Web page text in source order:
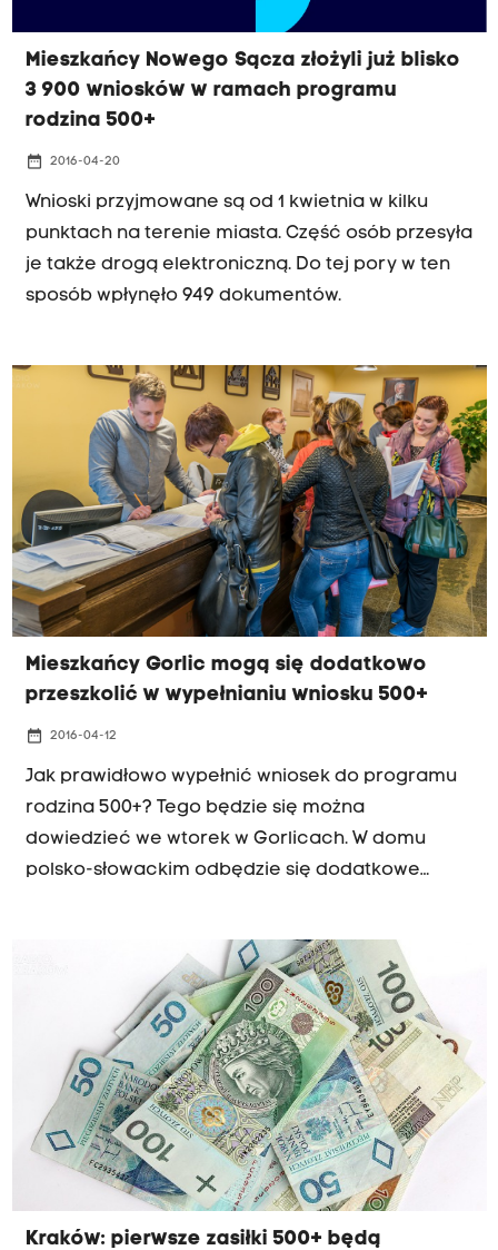
Mieszkańcy Nowego Sącza złożyli już blisko
3 900 wniosków w ramach programu
rodzina 500+
date_range 2016-04-20
Wnioski przyjmowane są od 1 kwietnia w kilku
punktach na terenie miasta. Część osób przesyła
je także drogą elektroniczną. Do tej pory w ten
sposób wpłynęło 949 dokumentów.
Mieszkańcy Gorlic mogą się dodatkowo
przeszkolić w wypełnianiu wniosku 500+
date_range 2016-04-12
Jak prawidłowo wypełnić wniosek do programu
rodzina 500+? Tego będzie się można
dowiedzieć we wtorek w Gorlicach. W domu
polsko-słowackim odbędzie się dodatkowe
do świadczenia wychowawczego.
Kraków: pierwsze zasiłki 500+ będą